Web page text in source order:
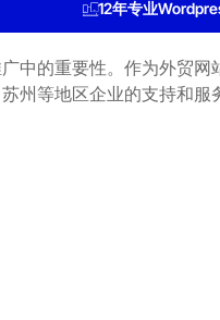
12年专业
中的重要性。作为外贸
等地区企业的支持和服